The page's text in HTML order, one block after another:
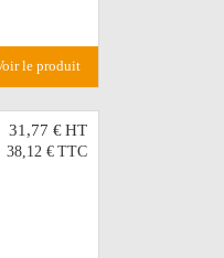
voir le produit
31,77 €HT
38,12 € TTC